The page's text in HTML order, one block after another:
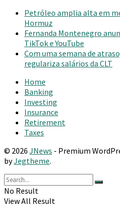
Petróleo amplia alta em
Hormuz
Fernanda Montenegro
TikTok e YouTube
Com uma semana de
regulariza salários da CLT
Home
Banking
Investing
Insurance
Retirement
Taxes
© 2026 JNews - Premium
byJegtheme.
No Result
View All Result